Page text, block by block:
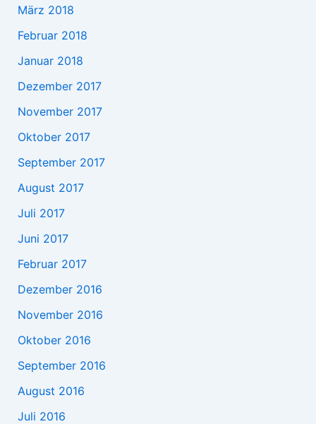
März 2018
Februar 2018
Januar 2018
Dezember 2017
November 2017
Oktober 2017
September 2017
August 2017
Juli 2017
Juni 2017
Februar 2017
Dezember 2016
November 2016
Oktober 2016
September 2016
August 2016
Juli 2016